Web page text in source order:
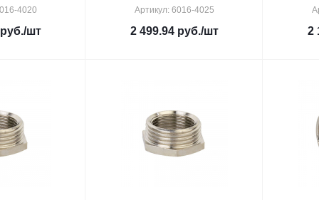
4020
/шт
Артикул: 6016-4025
2 499.94руб./шт 2